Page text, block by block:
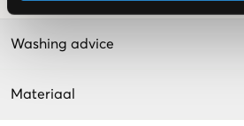
Washing advice
Materiaal